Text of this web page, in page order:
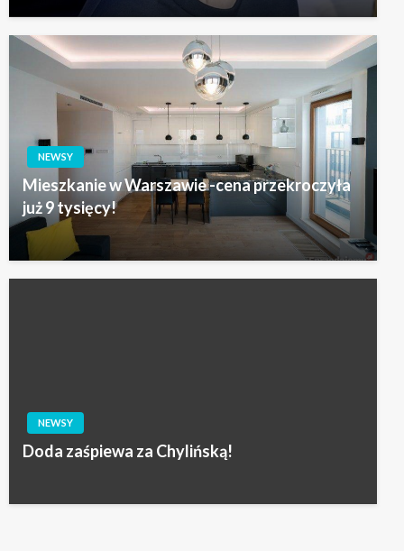
NEWSY
Mieszkanie w Warszawie -cena przekroczyła
już 9 tysięcy!
NEWSY
Doda zaśpiewa za Chylińską!